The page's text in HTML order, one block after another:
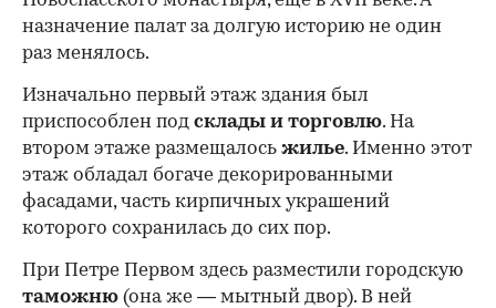
назначение палат за долгую историю не один
раз менялось.
Изначально первый этаж здания был
приспособлен под склады и торговлю. На
втором этаже размещалось жилье. Именно этот
этаж обладал богаче декорированными
фасадами, часть кирпичных украшений
которого сохранилась до сих пор.
При Петре Первом здесь разместили городскую
таможню (она же — мытный двор). В ней